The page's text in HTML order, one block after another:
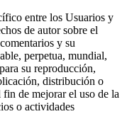
entre los Usuarios y
de autor sobre el
y su
perpetua, mundial,
su reproducción,
distribución o
de mejorar el uso de la
o actividades